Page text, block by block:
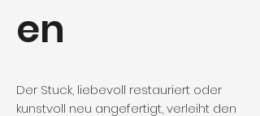
en
Der Stuck, liebevoll restauriert oder
kunstvoll neu angefertigt, verleiht den